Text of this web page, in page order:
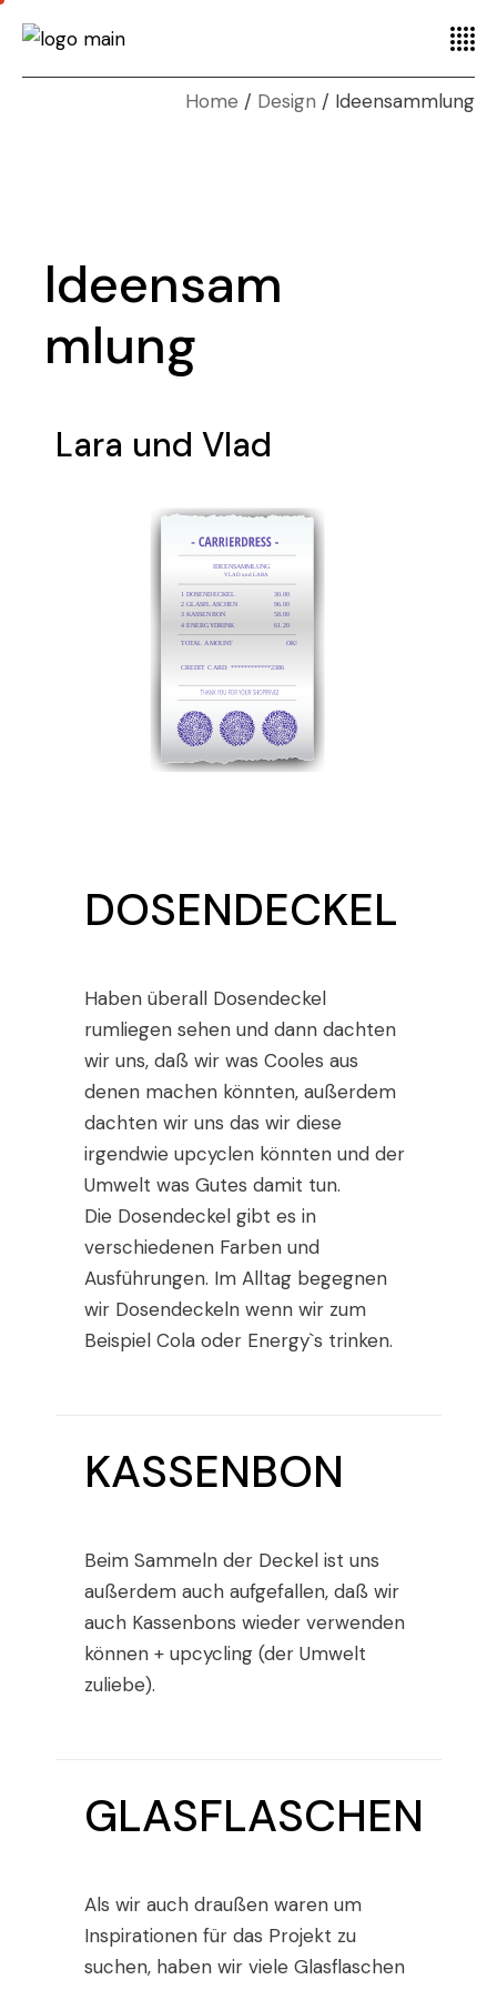
Home Design Ideensammlung
Ideensam
mlung
Lara und Vlad
IDEENSAMMLUNG
VLAD und LARA
1 DOSENDECKEL
2 GLASFLASCHEN
3 KASSENBON
4 ENERGYDRINK
TOTAL AMOUNT
￼30.00
￼96.00
￼58.00
￼61.20
OK!
CREDIT CARD: ************2386
DOSENDECKEL
Haben überall Dosendeckel
rumliegen sehen und dann dachten
wir uns, daß wir was Cooles aus
denen machen könnten, außerdem
dachten wir uns das wir diese
irgendwie upcyclen könnten und der
Umwelt was Gutes damit tun.
Die Dosendeckel gibt es in
verschiedenen Farben und
Ausführungen. Im Alltag begegnen
wir Dosendeckeln wenn wir zum
Beispiel Cola oder Energy`s trinken.
KASSENBON
Beim Sammeln der Deckel ist uns
außerdem auch aufgefallen, daß wir
auch Kassenbons wieder verwenden
können + upcycling (der Umwelt
zuliebe).
GLASFLASCHEN
Als wir auch draußen waren um
Inspirationen für das Projekt zu
suchen, haben wir viele Glasflaschen